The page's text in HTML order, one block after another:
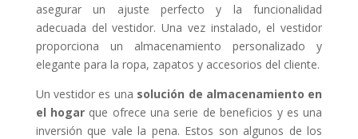
asegurar un ajuste perfecto y la funcionalidad
adecuada del vestidor. Una vez instalado, el vestidor
proporciona un almacenamiento personalizado y
elegante para la ropa, zapatos y accesorios del cliente.
Un vestidor es una solución de almacenamiento en
el hogar que ofrece una serie de beneficios y es una
inversión que vale la pena. Estos son algunos de los